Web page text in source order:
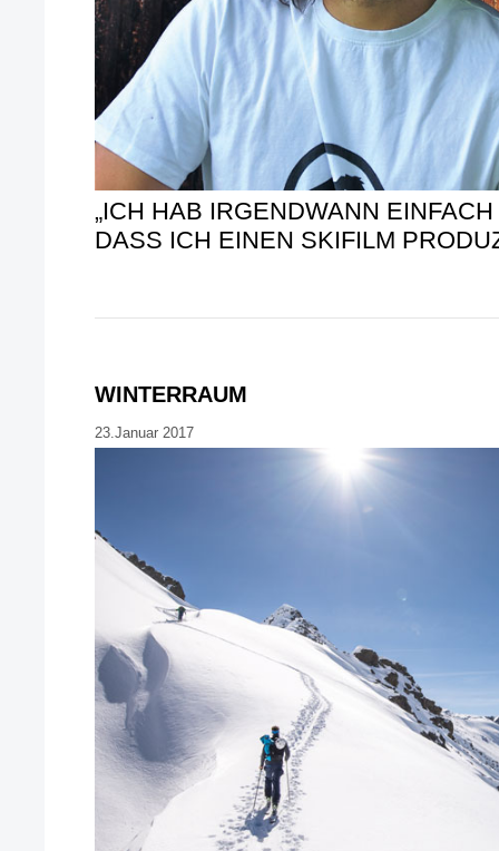
„ICH HAB IRGENDWANN
DASS ICH EINEN SKIFILM
WINTERRAUM
23.Januar 2017